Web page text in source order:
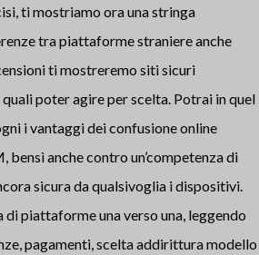
ti mostriamo ora una stringa
tra piattaforme straniere anche
ti mostreremo siti sicuri
poter agire per scelta. Potrai in quel
i vantaggi dei confusione online
anche contro un’competenza di
sicura da qualsivoglia i dispositivi.
piattaforme una verso una, leggendo
pagamenti, scelta addirittura modello